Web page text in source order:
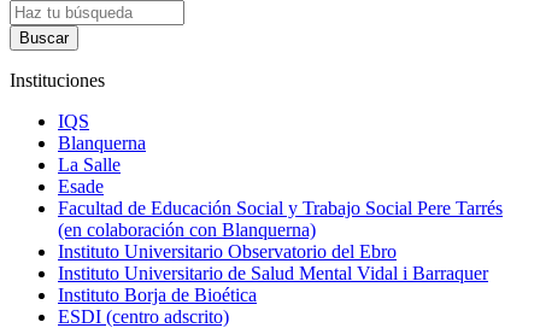
Instituciones
IQS
Blanquerna
La Salle
Esade
Facultad de Educación Social y Trabajo Social Pere Tarrés
(en colaboración con Blanquerna)
Instituto Universitario Observatorio del Ebro
Instituto Universitario de Salud Mental Vidal i Barraquer
Instituto Borja de Bioética
ESDI (centro adscrito)